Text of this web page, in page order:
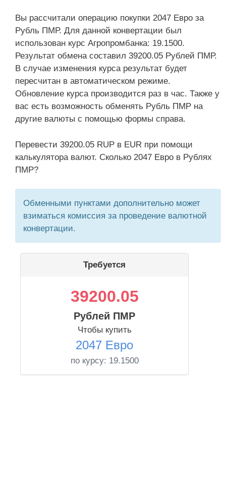
Вы рассчитали операцию покупки 2047 Евро за
Рубль ПМР. Для данной конвертации был
использован курс Агропромбанка: 19.1500.
Результат обмена составил 39200.05 Рублей ПМР.
В случае изменения курса результат будет
пересчитан в автоматическом режиме.
Обновление курса производится раз в час. Также у
вас есть возможность обменять Рубль ПМР на
другие валюты с помощью формы справа.
Перевести 39200.05 RUP в EUR при помощи
калькулятора валют. Сколько 2047 Евро в Рублях
ПМР?
Обменными пунктами дополнительно может
взиматься комиссия за проведение валютной
конвертации.
Требуется
39200.05
Рублей ПМР
Чтобы купить
2047 Евро
по курсу: 19.1500